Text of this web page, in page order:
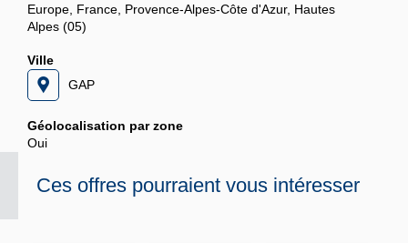
Europe, France, Provence-Alpes-Côte d'Azur, Hautes
Alpes (05)
Ville
GAP
Géolocalisation par zone
Oui
Ces offres pourraient vous intéresser